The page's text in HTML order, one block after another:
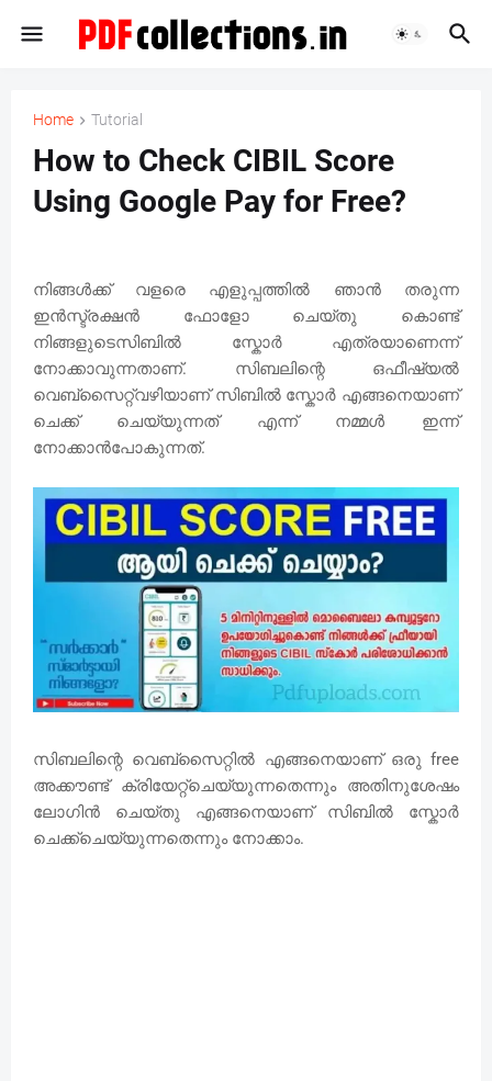
Home Tutorial
How to Check CIBIL Score
Using Google Pay for Free?
നിങ്ങൾക്ക് വളരെ എളുപ്പത്തിൽ ഞാൻ തരുന്ന
ഇൻസ്ട്രക്ഷൻ ഫോളോ ചെയ്തു കൊണ്ട്
നിങ്ങളുടെസിബിൽ സ്കോർ എത്രയാണെന്ന്
നോക്കാവുന്നതാണ്. സിബലിന്റെ ഒഫീഷ്യൽ
വെബ്സൈറ്റ്വഴിയാണ് സിബിൽ സ്കോർ എങ്ങനെയാണ്
ചെക്ക് ചെയ്യുന്നത് എന്ന് നമ്മൾ ഇന്ന്
നോക്കാൻപോകുന്നത്.
സിബലിന്റെ വെബ്സൈറ്റിൽ എങ്ങനെയാണ് ഒരു free
അക്കൗണ്ട് ക്രിയേറ്റ്ചെയ്യുന്നതെന്നും അതിനുശേഷം
ലോഗിൻ ചെയ്തു എങ്ങനെയാണ് സിബിൽ സ്കോർ
ചെക്ക്ചെയ്യുന്നതെന്നും നോക്കാം.